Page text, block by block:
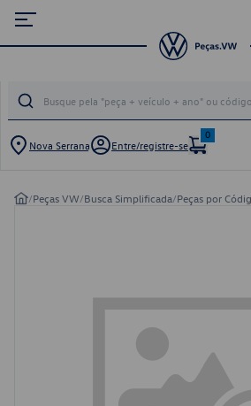
Nova Serrana Entre/registre-se
0
/Peças VW/Busca Simplificada/Peças por